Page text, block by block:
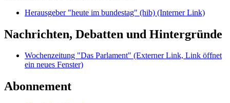
Herausgeber "heute im bundestag" (hib) (Interner Link)
Nachrichten, Debatten und Hintergründe
Wochenzeitung "Das Parlament" (Externer Link, Link öffnet
ein neues Fenster)
Abonnement